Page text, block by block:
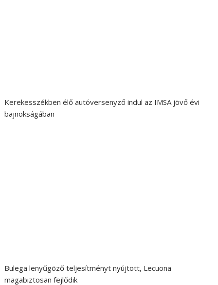
Kerekesszékben élő autóversenyző indul az IMSA jövő évi
bajnokságában
Bulega lenyűgöző teljesítményt nyújtott, Lecuona
magabiztosan fejlődik